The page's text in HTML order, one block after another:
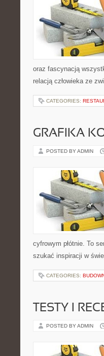
oraz fascynacją
relacją człowieka ze
CATEGORIES:
GRAFIKA
POSTED BY ADMIN
cyfrowym płótnie. To
szukać inspiracji w
CATEGORIES:
TESTY I
POSTED BY ADMIN